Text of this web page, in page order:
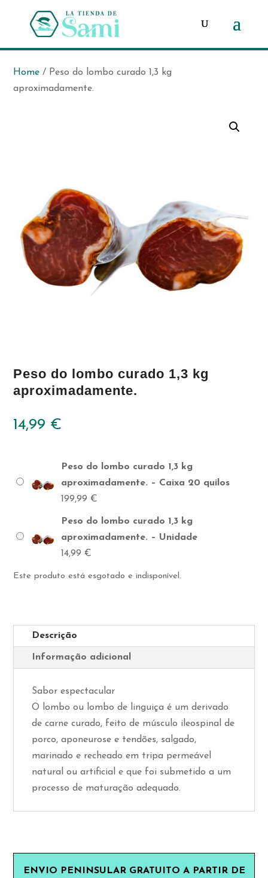
Home / Peso do lombo curado 1,3 kg
aproximadamente.
Peso do lombo curado 1,3 kg
aproximadamente.
14,99 €
Peso do lombo curado 1,3 kg
aproximadamente. – Caixa 20 quilos
199,99€
Peso do lombo curado 1,3 kg
aproximadamente. – Unidade
14,99€
Este produto está esgotado e indisponível.
Descrição
Informação adicional
Sabor espectacular
O lombo ou lombo de linguiça é um derivado
de carne curado, feito de músculo ileospinal de
porco, aponeurose e tendões, salgado,
marinado e recheado em tripa permeável
natural ou artificial e que foi submetido a um
processo de maturação adequado.
ENVIO PENINSULAR GRATUITO A PARTIR DE